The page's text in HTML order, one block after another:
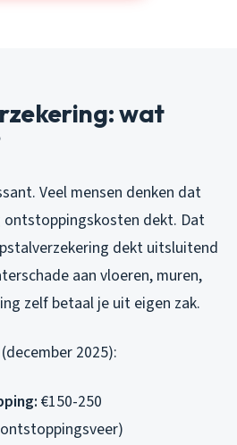
wat
Veel mensen denken dat
ontstoppingskosten dekt. Dat
dekt uitsluitend
aan vloeren, muren,
zelf betaal je uit eigen zak.
2025):
€150-250